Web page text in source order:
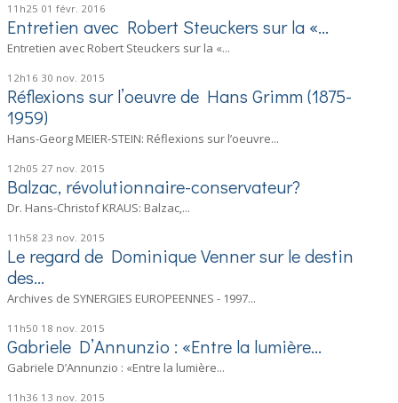
11h25 01 févr. 2016
Entretien avec Robert Steuckers sur la «...
Entretien avec Robert Steuckers sur la «...
12h16 30 nov. 2015
Réflexions sur l’oeuvre de Hans Grimm (1875-
1959)
Hans-Georg MEIER-STEIN: Réflexions sur l’oeuvre...
12h05 27 nov. 2015
Balzac, révolutionnaire-conservateur?
Dr. Hans-Christof KRAUS: Balzac,...
11h58 23 nov. 2015
Le regard de Dominique Venner sur le destin
des...
Archives de SYNERGIES EUROPEENNES - 1997...
11h50 18 nov. 2015
Gabriele D’Annunzio : «Entre la lumière...
Gabriele D’Annunzio : «Entre la lumière...
11h36 13 nov. 2015